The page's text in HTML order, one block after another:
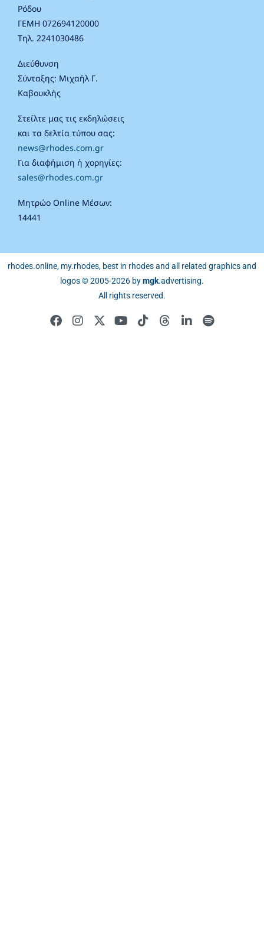
Ρόδου
ΓΕΜΗ 072694120000
Τηλ. 2241030486
Διεύθυνση
Σύνταξης: Μιχαήλ Γ.
Καβουκλής
Στείλτε μας τις εκδηλώσεις
και τα δελτία τύπου σας:
news@rhodes.com.gr
Για διαφήμιση ή χορηγίες:
sales@rhodes.com.gr
Μητρώο Online Μέσων:
14441
rhodes.online, my.rhodes, best in rhodes and all related graphics and
logos © 2005-2026 bymgk.advertising.
All rights reserved.